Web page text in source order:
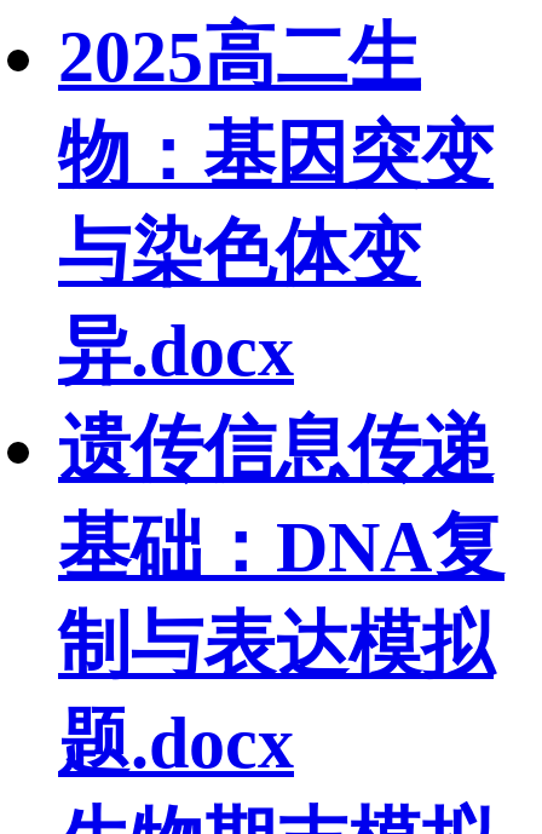
2025高二生
物：基因突变
与染色体变
异.docx
遗传信息传递
基础：DNA复
制与表达模拟
题.docx